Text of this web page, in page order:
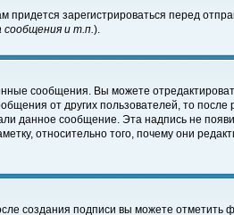
зарегистрироваться перед
сообщения и т.п.).
сообщения. Вы можете
от других пользователей, то
данное сообщение. Эта надпись не
относительно того, почему они
создания подписи вы можете